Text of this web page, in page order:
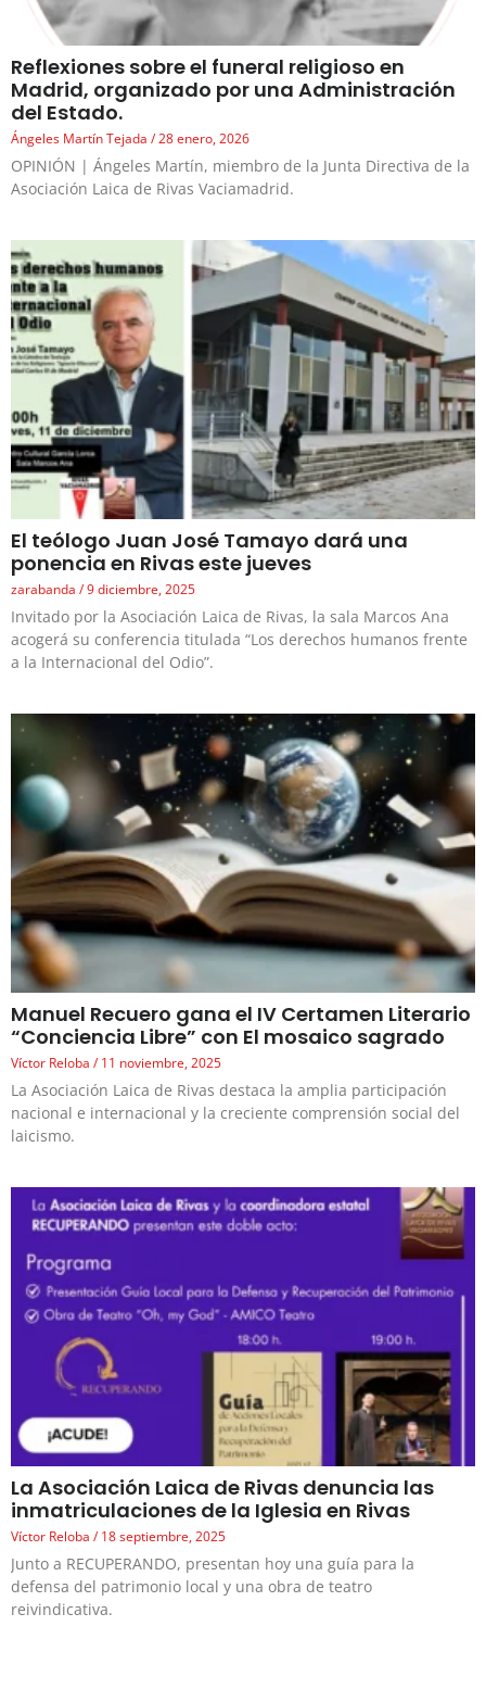
Reflexiones sobre el funeral religioso en
Madrid, organizado por una Administración
del Estado.
Ángeles Martín Tejada 28 enero, 2026
OPINIÓN | Ángeles Martín, miembro de la Junta Directiva de la
Asociación Laica de Rivas Vaciamadrid.
El teólogo Juan José Tamayo dará una
ponencia en Rivas este jueves
zarabanda 9 diciembre, 2025
Invitado por la Asociación Laica de Rivas, la sala Marcos Ana
acogerá su conferencia titulada “Los derechos humanos frente
a la Internacional del Odio”.
Manuel Recuero gana el IV Certamen Literario
“Conciencia Libre” con El mosaico sagrado
Víctor Reloba 11 noviembre, 2025
La Asociación Laica de Rivas destaca la amplia participación
nacional e internacional y la creciente comprensión social del
laicismo.
La Asociación Laica de Rivas denuncia las
inmatriculaciones de la Iglesia en Rivas
Víctor Reloba 18 septiembre, 2025
Junto a RECUPERANDO, presentan hoy una guía para la
defensa del patrimonio local y una obra de teatro
reivindicativa.